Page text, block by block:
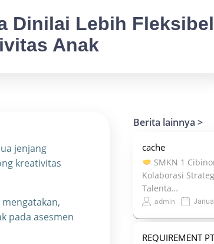
Dinilai Lebih Fleksibel
Anak
jenjang
kreativitas
mengatakan,
pada asesmen
Berita lainnya >
cache
SMKN 1
Kolaborasi
Talenta…
admin
REQUIREMENT